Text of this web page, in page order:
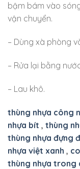
bậm bám vào
vận chuyển.
– Dùng xà phòng
– Rửa lại bằng
– Lau khô.
thùng nhựa công
nhựa bít , thùng
thùng nhựa đựng
nhựa việt xanh ,
thùng nhựa trong